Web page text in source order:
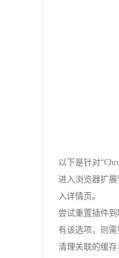
以下是针对
进入浏览器扩
入详情页。
尝试重置插件
有该选项，则需
清理关联的缓存